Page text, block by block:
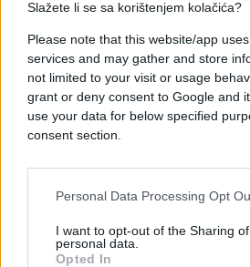
Slažete li se sa korištenjem kolačića?
Please note that this website/app
services and may gather and store
not limited to your visit or usage
grant or deny consent to Google and
use your data for below specified
consent section.
Personal Data Processing Opt
I want to opt-out of the Sharing
personal data.
Opted In
#jusuf nurkić